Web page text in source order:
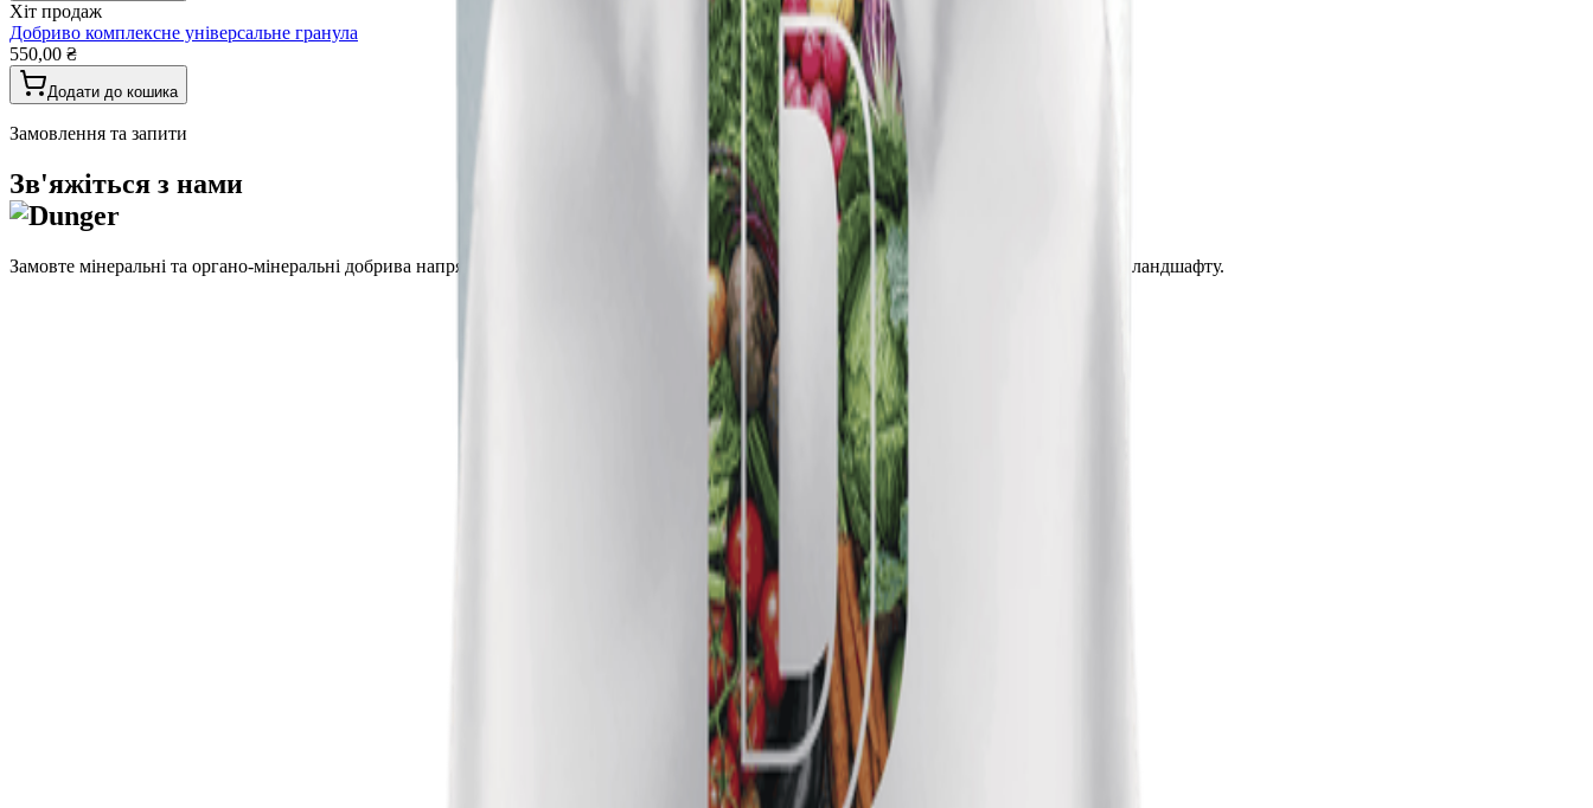
Хіт продаж
Добриво комплексне універсальне гранула
550,00 ₴
Додати до кошика
Замовлення та запити
Зв'яжіться з нами
Замовте мінеральні та органо-мінеральні добрива напряму від виробника. Допоможемо підібрати продукцію для городу, господарства чи ландшафту.